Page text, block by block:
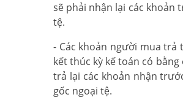
sẽ phải nhận lại các khoản
tệ.
- Các khoản người mua
kết thúc kỳ kế toán có
trả lại các khoản nhận
gốc ngoại tệ.